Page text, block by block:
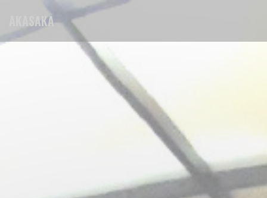
Personalizing your cookie choices
AKASAKA